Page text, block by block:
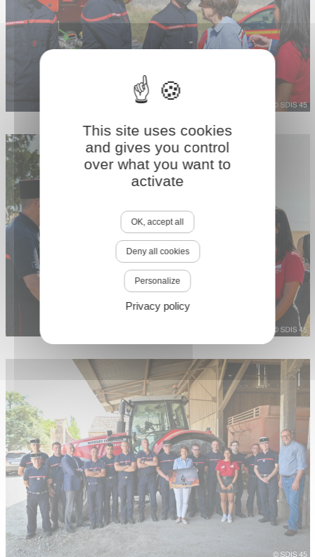
This site uses cookies
and gives you control
over what you want to
activate
OK, accept all
Deny all cookies
Personalize
Privacy policy